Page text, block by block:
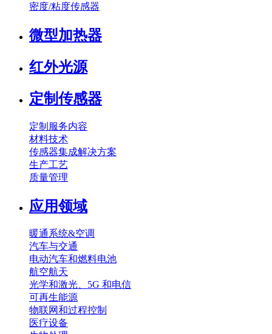
密度/粘度传感器
微型加热器
红外光源
定制传感器
定制服务内容
材料技术
传感器集成解决方案
生产工艺
质量管理
应用领域
暖通系统&空调
汽车与交通
电动汽车和燃料电池
航空航天
光学和激光、5G 和电信
可再生能源
物联网和过程控制
医疗设备